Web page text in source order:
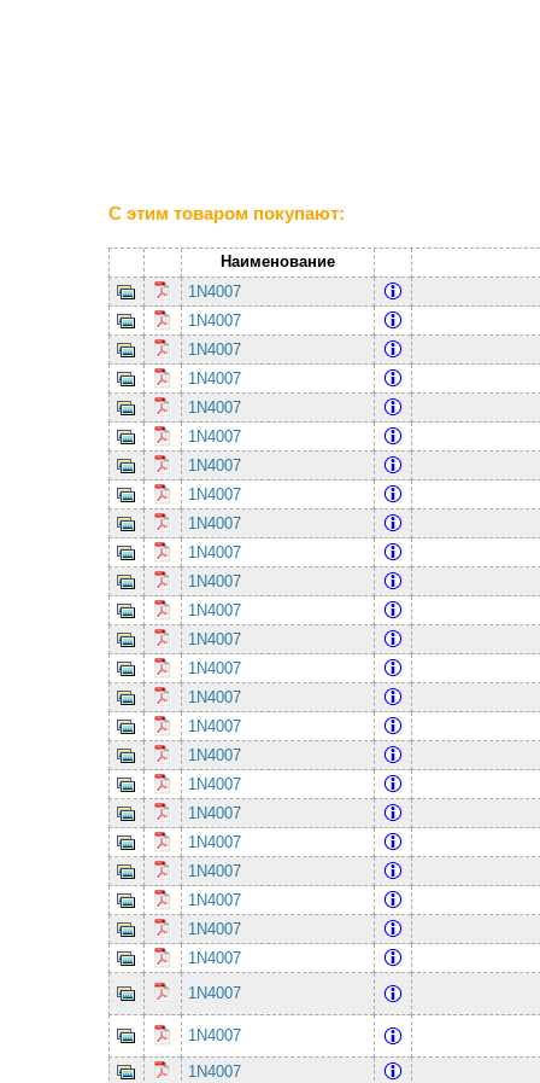
С этим товаром покупают:
Наименование
1N4007
1N4007
1N4007
1N4007
1N4007
1N4007
1N4007
1N4007
1N4007
1N4007
1N4007
1N4007
1N4007
1N4007
1N4007
1N4007
1N4007
1N4007
1N4007
1N4007
1N4007
1N4007
1N4007
1N4007
1N4007
1N4007
1N4007